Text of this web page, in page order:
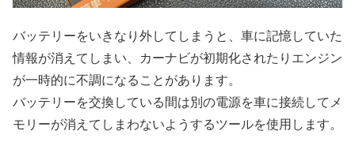
バッテリーをいきなり外してしまうと、車に記憶していた
情報が消えてしまい、カーナビが初期化されたりエンジン
が一時的に不調になることがあります。
バッテリーを交換している間は別の電源を車に接続してメ
モリーが消えてしまわないようするツールを使用します。